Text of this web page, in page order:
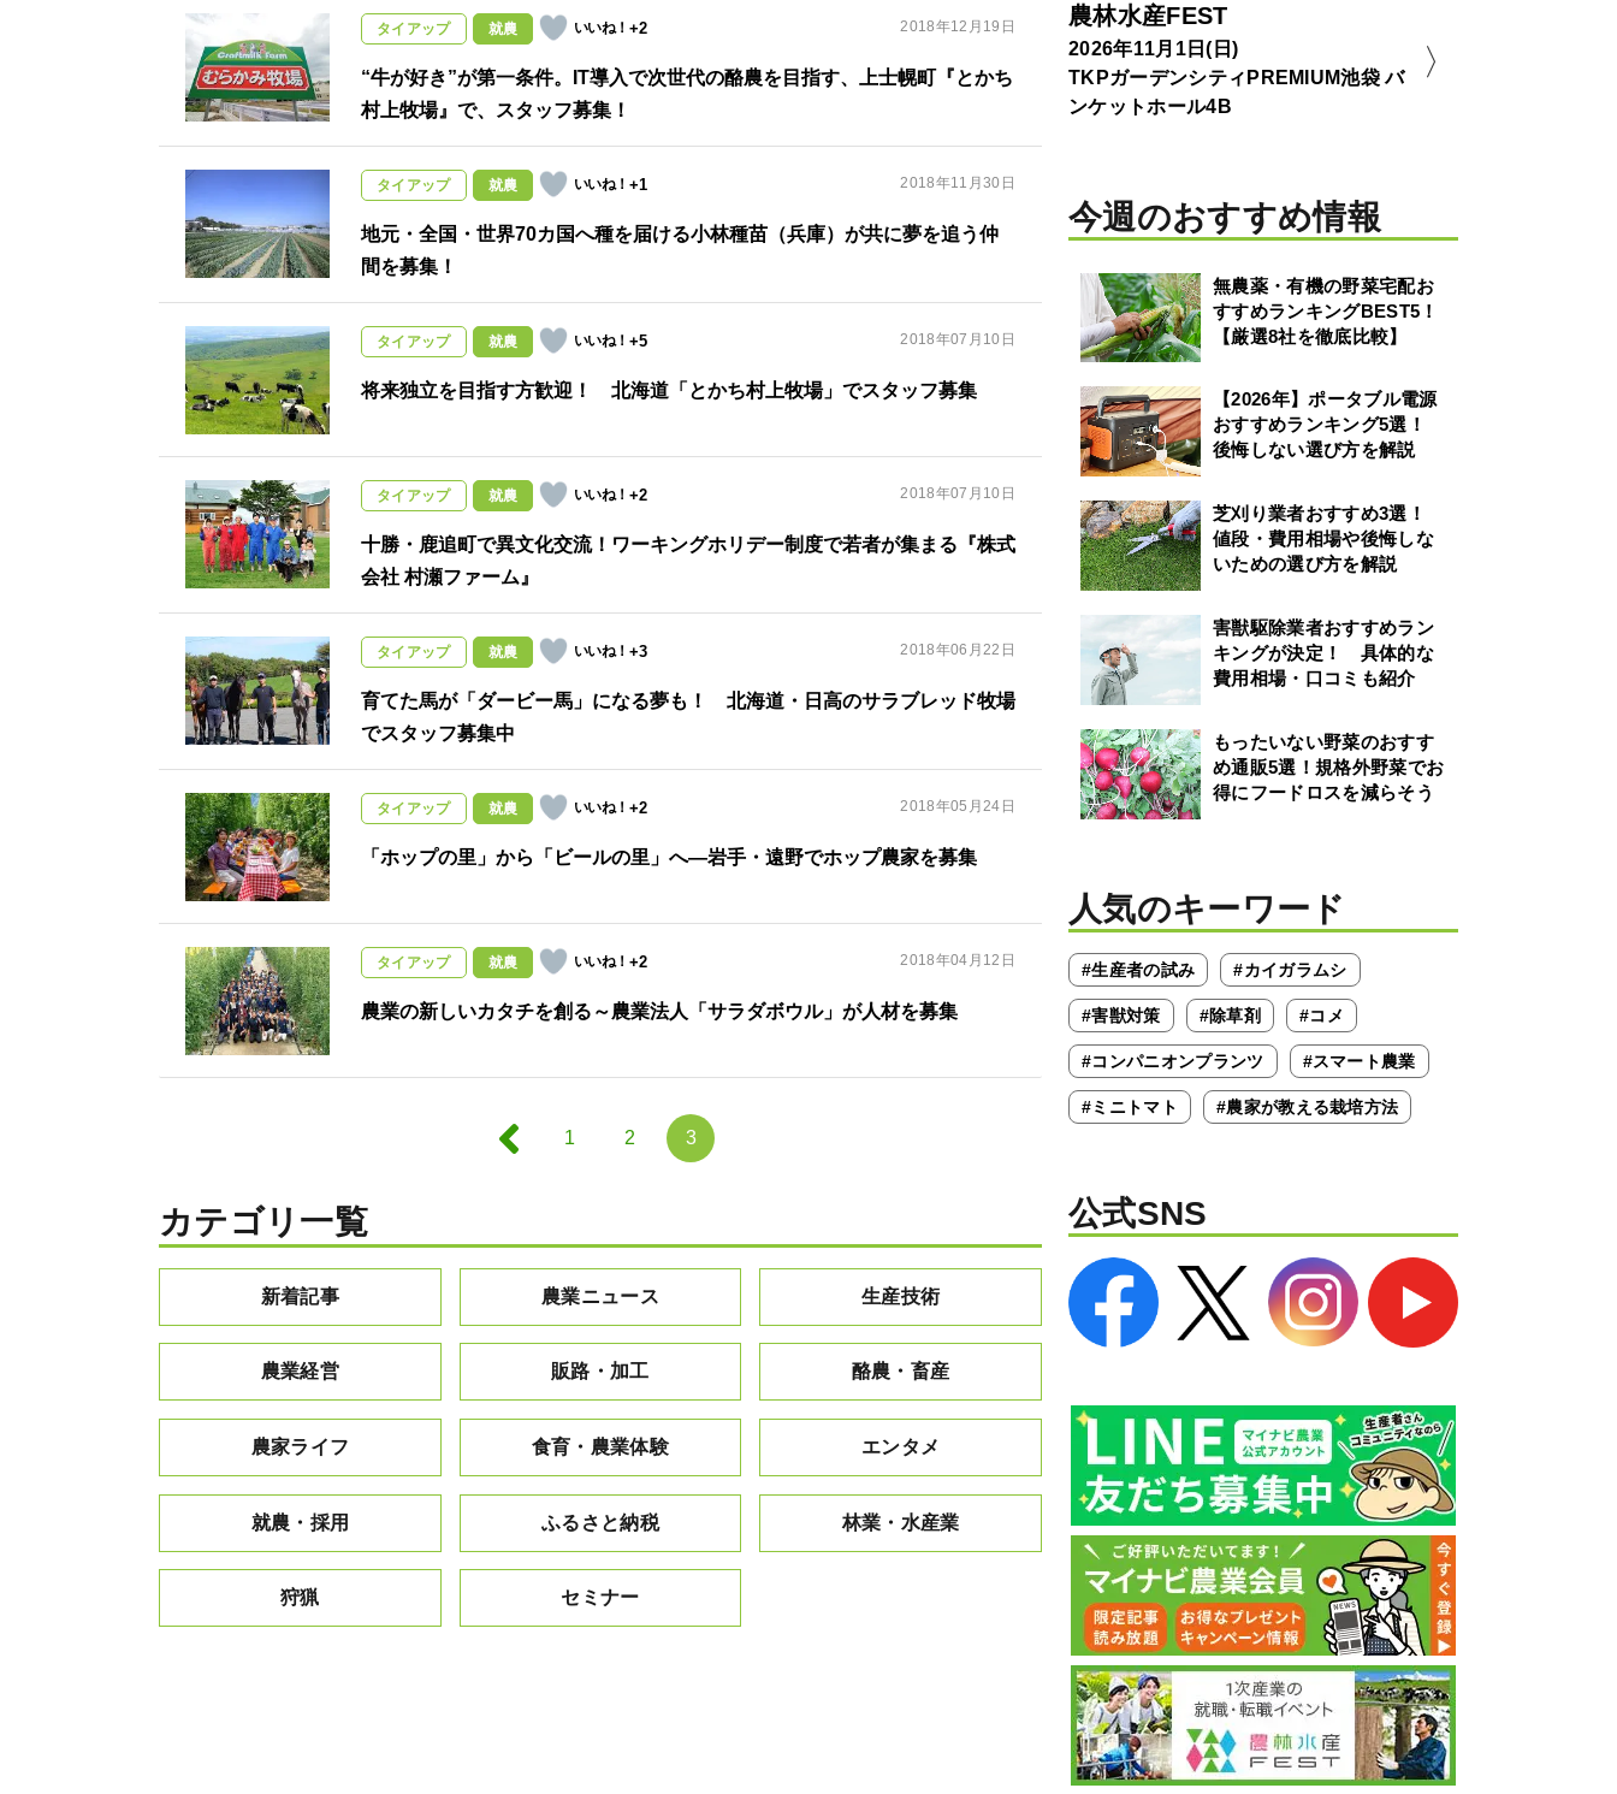
タイアップ 就農 +2 2018年12月19日
“牛が好き”が第一条件。IT導入で次世代の酪農を目指す、上士幌町『とかち
村上牧場』で、スタッフ募集！
タイアップ 就農 +1 2018年11月30日
地元・全国・世界70カ国へ種を届ける小林種苗（兵庫）が共に夢を追う仲
間を募集！
タイアップ 就農 +5 2018年07月10日
将来独立を目指す方歓迎！ 北海道「とかち村上牧場」でスタッフ募集
タイアップ 就農 +2 2018年07月10日
十勝・鹿追町で異文化交流！ワーキングホリデー制度で若者が集まる『株式
会社 村瀬ファーム』
タイアップ 就農 +3 2018年06月22日
育てた馬が「ダービー馬」になる夢も！ 北海道・日高のサラブレッド牧場
でスタッフ募集中
タイアップ 就農 +2 2018年05月24日
「ホップの里」から「ビールの里」へ―岩手・遠野でホップ農家を募集
タイアップ 就農 +2 2018年04月12日
農業の新しいカタチを創る～農業法人「サラダボウル」が人材を募集
1 2 3
カテゴリ一覧
新着記事 農業ニュース 生産技術
農業経営 販路・加工 酪農・畜産
農家ライフ 食育・農業体験 エンタメ
就農・採用 ふるさと納税 林業・水産業
狩猟 セミナー
農林水産FEST
2026年11月1日(日)
TKPガーデンシティPREMIUM池袋 バ
ンケットホール4B
今週のおすすめ情報
無農薬・有機の野菜宅配お
すすめランキングBEST5！
【厳選8社を徹底比較】
【2026年】ポータブル電源
おすすめランキング5選！
後悔しない選び方を解説
芝刈り業者おすすめ3選！
値段・費用相場や後悔しな
いための選び方を解説
害獣駆除業者おすすめラン
キングが決定！ 具体的な
費用相場・口コミも紹介
もったいない野菜のおすす
め通販5選！規格外野菜でお
得にフードロスを減らそう
人気のキーワード
#生産者の試み #カイガラムシ
#害獣対策 #除草剤 #コメ
#コンパニオンプランツ #スマート農業
#ミニトマト #農家が教える栽培方法
公式SNS